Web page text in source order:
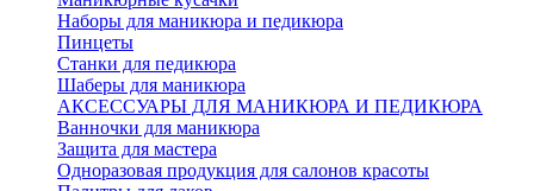
Наборы для маникюра и педикюра
Пинцеты
Станки для педикюра
Шаберы для маникюра
АКСЕССУАРЫ ДЛЯ МАНИКЮРА И ПЕДИКЮРА
Ванночки для маникюра
Защита для мастера
Одноразовая продукция для салонов красоты